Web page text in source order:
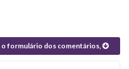
o formulário dos comentários,